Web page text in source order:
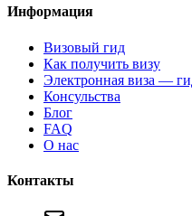
Информация
Визовый гид
Как получить визу
Электронная виза —
Консульства
Блог
FAQ
О нас
Контакты